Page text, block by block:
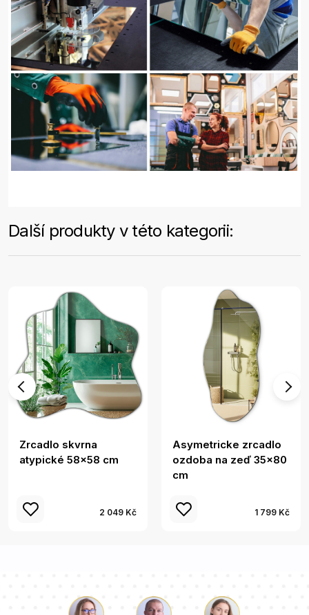
Další produkty v této kategorii:
Zrcadlo skvrna
atypické 58x58 cm
2 049 Kč
Asymetricke zrcadlo
ozdoba na zeď 35x80
cm
1 799 Kč